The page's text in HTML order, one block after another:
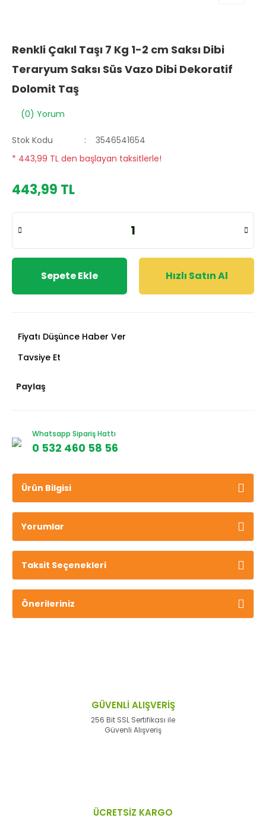
Renkli Çakıl Taşı 7 Kg 1-2 cm Saksı Dibi
Teraryum Saksı Süs Vazo Dibi Dekoratif
Dolomit Taş
(0) Yorum
Stok Kodu
3546541654
* 443,99 TL den başlayan taksitlerle!
443,99 TL
Sepete Ekle Hızlı Satın Al
Fiyatı Düşünce Haber Ver
Tavsiye Et
Paylaş
Whatsapp Sipariş Hattı
0 532 460 58 56
Ürün Bilgisi
Yorumlar
Taksit Seçenekleri
Önerileriniz
GÜVENLİ ALIŞVERİŞ
256 Bit SSL Sertifikası ile
Güvenli Alışveriş
ÜCRETSİZ KARGO